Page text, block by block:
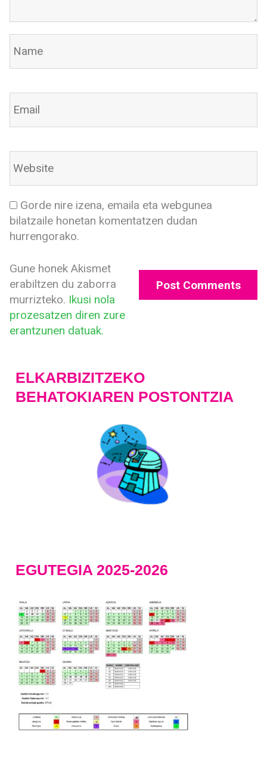
Gorde nire izena, emaila eta webgunea
bilatzaile honetan komentatzen dudan
hurrengorako.
Gune honek Akismet
erabiltzen du zaborra
murrizteko. Ikusi nola
prozesatzen diren zure
erantzunen datuak.
ELKARBIZITZEKO
BEHATOKIAREN POSTONTZIA
EGUTEGIA 2025-2026